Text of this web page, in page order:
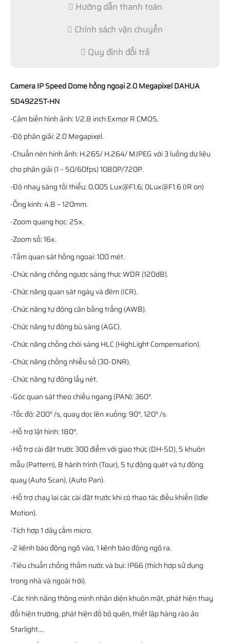
Hướng dẫn thanh toán
Chính sách vận chuyển
Quy định đổi trả
Camera IP Speed Dome hồng ngoại 2.0 Megapixel DAHUA
SD49225T-HN
-Cảm biến hình ảnh: 1/2.8 inch Exmor R CMOS.
-Độ phân giải: 2.0 Megapixel.
-Chuẩn nén hình ảnh: H.265/ H.264/ MJPEG với 3 luồng dự liệu
cho phân giải (1 ~ 50/60fps) 1080P/720P.
-Độ nhạy sáng tối thiểu: 0.005 Lux@F1.6; 0Lux@F1.6 (IR on)
-Ống kính: 4.8 ~ 120mm.
-Zoom quang học: 25x.
-Zoom số: 16x.
-Tầm quan sát hồng ngoại: 100 mét.
-Chức năng chống ngược sáng thực WDR (120dB).
-Chức năng quan sát ngày và đêm (ICR).
-Chức năng tự động cân bằng trắng (AWB).
-Chức năng tự động bù sáng (AGC).
-Chức năng chống chói sáng HLC (HighLight Compensation).
-Chức năng chống nhiễu số (3D-DNR).
-Chức năng tự động lấy nét.
-Góc quan sát theo chiều ngang (PAN): 360°.
-Tốc độ: 200° /s, quay dọc lên xuống: 90°, 120° /s.
-Hỗ trợ lật hình: 180°.
-Hỗ trợ cài đặt trước 300 điểm với giao thức (DH-SD), 5 khuôn
mẫu (Pattern), 8 hành trình (Tour), 5 tự động quét và tự động
quay (Auto Scan), (Auto Pan).
-Hỗ trợ chạy lại các cài đặt trước khi có thao tác điều khiển (Idle
Motion).
-Tích hợp 1 dây cắm micro.
-2 kênh báo động ngõ vào, 1 kênh báo động ngõ ra.
-Tiêu chuẩn chống thấm nước và bụi: IP66 (thích hợp sử dụng
trong nhà và ngoài trời).
-Các tính năng thông minh nhận diện khuôn mặt, phát hiện thay
đổi hiện trường, phát hiện đồ bỏ quên, thiết lập hàng rào ảo
Starlight....